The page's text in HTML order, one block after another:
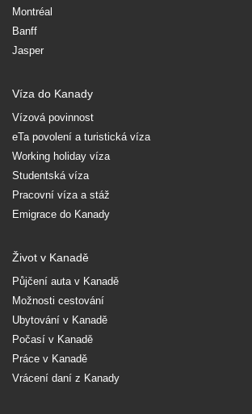
Montréal
Banff
Jasper
Víza do Kanady
Vízová povinnost
eTa povolení a turistická víza
Working holiday víza
Studentská víza
Pracovní víza a stáž
Emigrace do Kanady
Život v Kanadě
Půjčení auta v Kanadě
Možnosti cestování
Ubytování v Kanadě
Počasí v Kanadě
Práce v Kanadě
Vrácení daní z Kanady